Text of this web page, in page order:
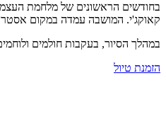
בחודשים הראשונים של מלחמת
קאוקג'י. המושבה עמדה במקום
במהלך הסיור, בעקבות חולמים
הזמנת טיול